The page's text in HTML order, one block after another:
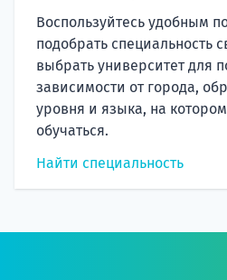
Воспользуйтесь удобным
подобрать специальность
выбрать университет для
зависимости от города,
уровня и языка, на
обучаться.
Найти специальность